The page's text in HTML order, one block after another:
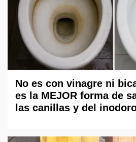
No es con vinagre ni
es la MEJOR forma de
las canillas y del